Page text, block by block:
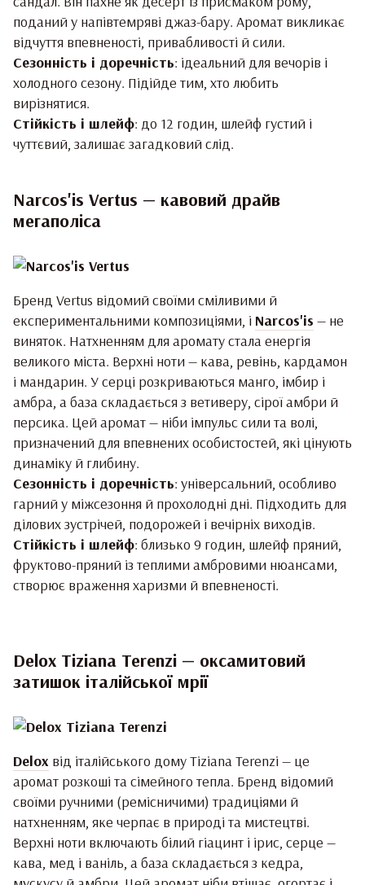
поданий у напівтемряві джаз-бару. Аромат викликає
відчуття впевненості, привабливості й сили.
Сезонність і доречність: ідеальний для вечорів і
холодного сезону. Підійде тим, хто любить
вирізнятися.
Стійкість і шлейф: до 12 годин, шлейф густий і
чуттєвий, залишає загадковий слід.
Narcos'is Vertus — кавовий драйв
мегаполіса
Бренд Vertus відомий своїми сміливими й
експериментальними композиціями, і Narcos'is — не
виняток. Натхненням для аромату стала енергія
великого міста. Верхні ноти — кава, ревінь, кардамон
і мандарин. У серці розкриваються манго, імбир і
амбра, а база складається з ветиверу, сірої амбри й
персика. Цей аромат — ніби імпульс сили та волі,
призначений для впевнених особистостей, які цінують
динаміку й глибину.
Сезонність і доречність: універсальний, особливо
гарний у міжсезоння й прохолодні дні. Підходить для
ділових зустрічей, подорожей і вечірніх виходів.
Стійкість і шлейф: близько 9 годин, шлейф пряний,
фруктово-пряний із теплими амбровими нюансами,
створює враження харизми й впевненості.
Delox Tiziana Terenzi — оксамитовий
затишок італійської мрії
Delox від італійського дому Tiziana Terenzi — це
аромат розкоші та сімейного тепла. Бренд відомий
своїми ручними (ремісничими) традиціями й
натхненням, яке черпає в природі та мистецтві.
Верхні ноти включають білий гіацинт і ірис, серце —
кава, мед і ваніль, а база складається з кедра,